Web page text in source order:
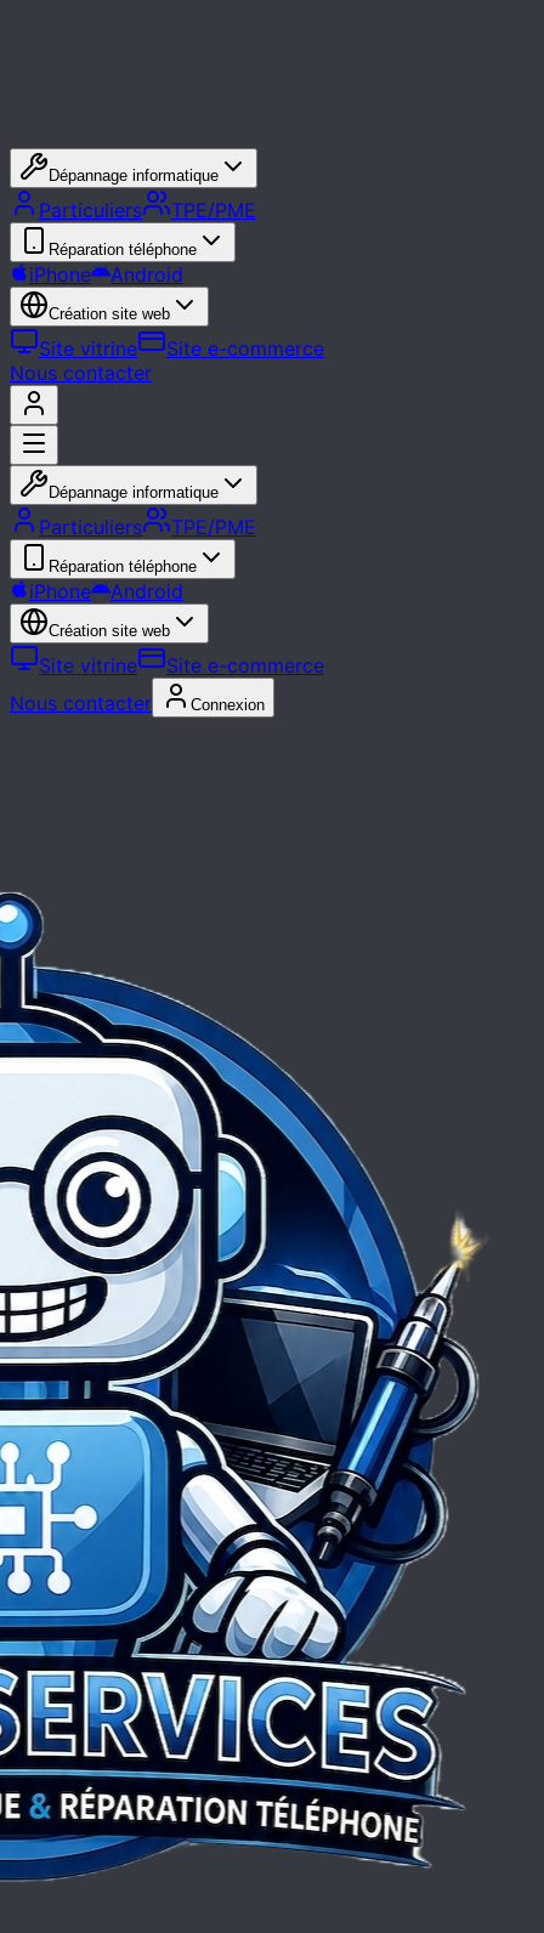
Dépannage informatique
Particuliers TPE/PME
Réparation téléphone
iPhone Android
Création site web
Site vitrine
Site e-commerce
Nous contacter
Dépannage informatique
Particuliers TPE/PME
Réparation téléphone
iPhone Android
Création site web
Site vitrine
Site e-commerce
Nous contacter
Connexion